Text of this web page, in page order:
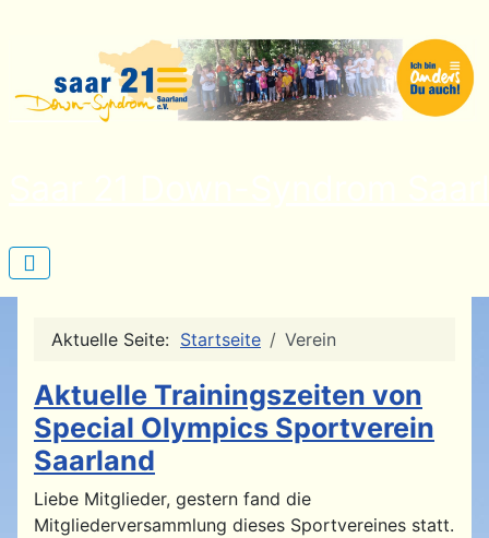
Aktuelle Seite: Startseite Verein
Aktuelle Trainingszeiten von
Special Olympics Sportverein
Saarland
Liebe Mitglieder, gestern fand die
Mitgliederversammlung dieses Sportvereines statt.